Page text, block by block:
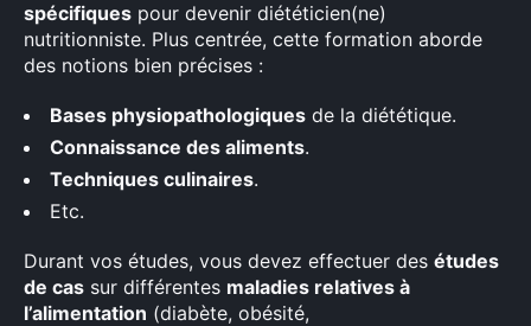
spécifiques pour devenir diététicien(ne)
nutritionniste. Plus centrée, cette formation aborde
des notions bien précises :
Bases physiopathologiques de la diététique.
Connaissance des aliments.
Techniques culinaires.
Etc.
Durant vos études, vous devez effectuer des études
de cas sur différentes maladies relatives à
l’alimentation (diabète, obésité,